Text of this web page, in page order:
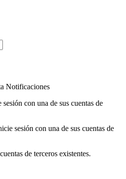
Notificaciones
con una de sus cuentas de
sesión con una de sus cuentas de
de terceros existentes.